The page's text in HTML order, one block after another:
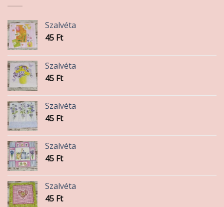
Szalvéta
45 Ft
Szalvéta
45 Ft
Szalvéta
45 Ft
Szalvéta
45 Ft
Szalvéta
45 Ft